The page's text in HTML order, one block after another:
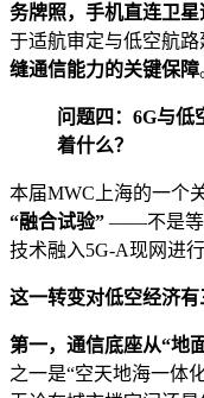
务牌照，手机直连卫
于适航审定与低空航
缝通信能力的关键保障
问题四：6G与低
着什么？
本届MWC上海的一个
“融合试验” ——不是等
技术融入5G-A现网进行
这一转变对低空经济有
第一，通信底座从“地
之一是“空天地海一体